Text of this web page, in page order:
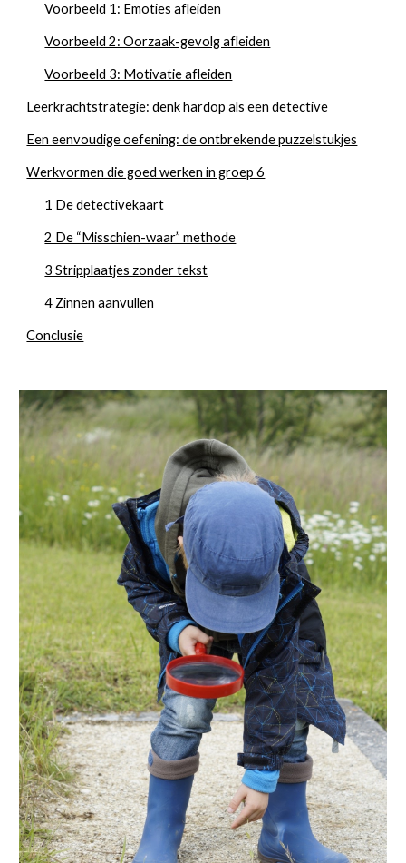
Voorbeeld 1: Emoties afleiden
Voorbeeld 2: Oorzaak-gevolg afleiden
Voorbeeld 3: Motivatie afleiden
Leerkrachtstrategie: denk hardop als een detective
Een eenvoudige oefening: de ontbrekende puzzelstukjes
Werkvormen die goed werken in groep 6
1 De detectivekaart
2 De “Misschien-waar” methode
3 Stripplaatjes zonder tekst
4 Zinnen aanvullen
Conclusie